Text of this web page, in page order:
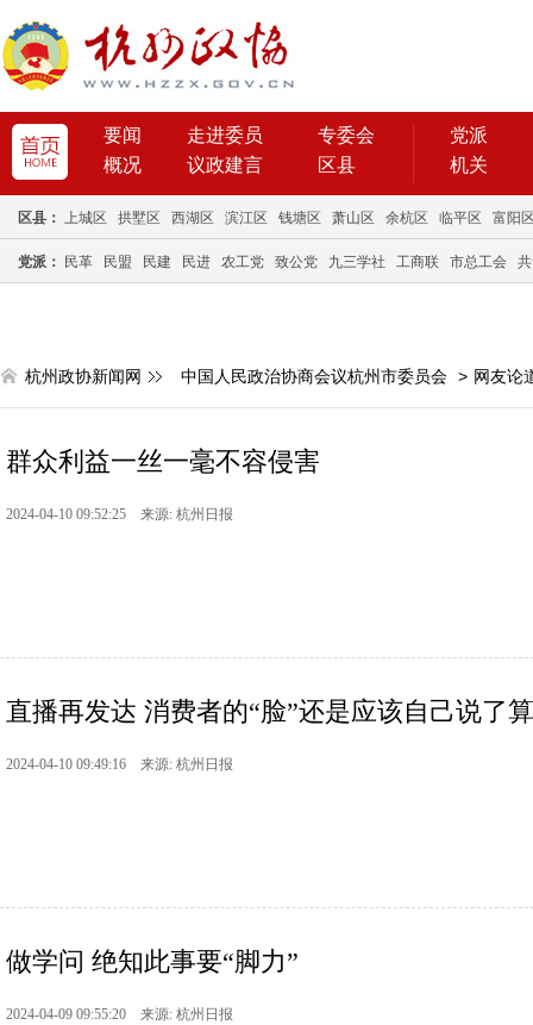
要闻 走进委员
专委会
概况
议政建言 区县
党派
机关
区县： 上城区 拱墅区 西湖区 滨江区 钱塘区 萧山区 余杭区 临平区 富阳
党派： 民革 民盟 民建 民进 农工党 致公党 九三学社 工商联 市总工会
杭州政协新闻网 中国人民政治协商会议杭州市委员会 > 网友论
群众利益一丝一毫不容侵害
2024-04-10 09:52:25 来源: 杭州日报
直播再发达 消费者的“脸”还是应该自己说了算
2024-04-10 09:49:16 来源: 杭州日报
做学问 绝知此事要“脚力”
2024-04-09 09:55:20 来源: 杭州日报